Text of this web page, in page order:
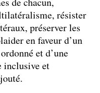
résister
préserver les
en faveur d’un
et d’une
inclusive et